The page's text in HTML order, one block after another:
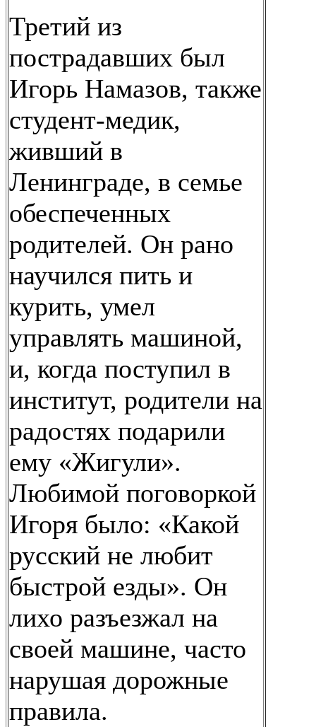
Третий из
пострадавших был
Игорь Намазов, также
студент-медик,
живший в
Ленинграде, в семье
обеспеченных
родителей. Он рано
научился пить и
курить, умел
управлять машиной,
и, когда поступил в
институт, родители на
радостях подарили
ему «Жигули».
Любимой поговоркой
Игоря было: «Какой
русский не любит
быстрой езды». Он
лихо разъезжал на
своей машине, часто
нарушая дорожные
правила.